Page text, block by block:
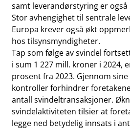
samt leverandørstyring er
Stor avhengighet til sentrale
Europa krever også økt
hos tilsynsmyndigheter.
Tap som følge av svindel
i sum 1 227 mill. kroner i 2024,
prosent fra 2023. Gjennom
kontroller forhindrer
antall svindeltransaksjoner.
svindelaktiviteten tilsier at
legge ned betydelig innsats i